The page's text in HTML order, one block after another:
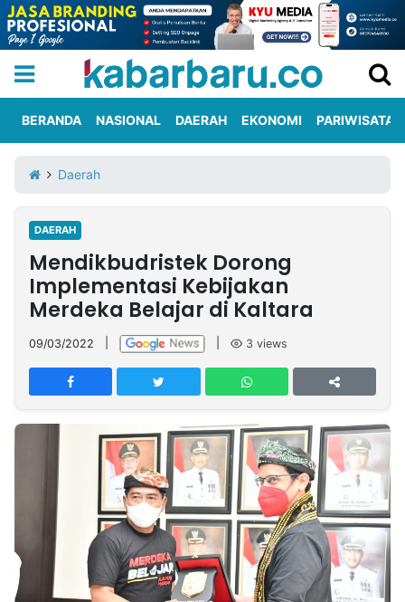
Iklan
Berita
Kami
Nasional
International
Olahraga
Entertainment
Daerah
Pariwisata
Kuliner
Kolom
Network
PT
TREETAN
INDONESIA
Partner
NTB
Time
IDN
Jogja
Rakyat
Idealita
News
Notice
Dinamikapost.com
Baru
Seedbacklink
BERANDA NASIONAL DAERAH EKONOMI PARIWISATA
Daerah
DAERAH
Mendikbudristek Dorong
Implementasi Kebijakan
Merdeka Belajar di Kaltara
09/03/2022 3 views